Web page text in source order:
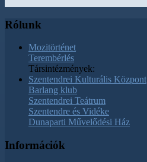
Rólunk
Mozitörténet
Terembérlés
Társintézmények:
Szentendrei Kulturális Központ
Barlang klub
Szentendrei Teátrum
Szentendre és Vidéke
Dunaparti Művelődési Ház
Információk